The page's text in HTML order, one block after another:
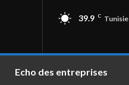
39.9 C Tunisie
Echo des entreprises